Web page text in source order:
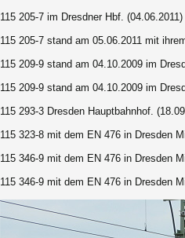
115 205-7 im Dresdner Hbf. (04.06.2011)
115 205-7 stand am 05.06.2011 mit
115 209-9 stand am 04.10.2009 im
115 209-9 stand am 04.10.2009 im
115 293-3 Dresden Hauptbahnhof.
115 323-8 mit dem EN 476 in Dresden
115 346-9 mit dem EN 476 in Dresden
115 346-9 mit dem EN 476 in Dresden